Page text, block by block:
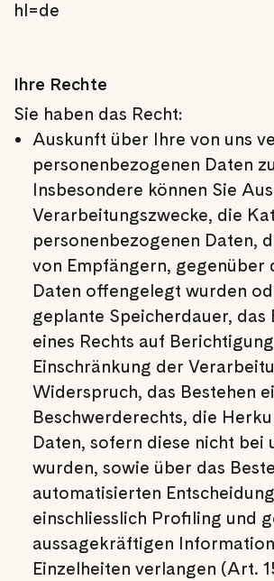
hl=de
Ihre Rechte
Sie haben das Recht:
Auskunft über Ihre von uns
personenbezogenen Daten
Insbesondere können Sie
Verarbeitungszwecke, die
personenbezogenen Daten,
von Empfängern, gegenüber
Daten offengelegt wurden
geplante Speicherdauer, das
eines Rechts auf
Einschränkung der
Widerspruch, das Bestehen
Beschwerderechts, die
Daten, sofern diese nicht bei
wurden, sowie über das
automatisierten
einschliesslich Profiling und
aussagekräftigen
Einzelheiten verlangen (Art.